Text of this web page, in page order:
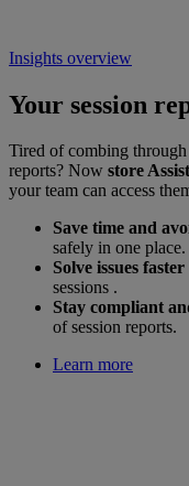
Insights overview
Your session
Tired of combing
reports? Now store
your team can access
Save time and
safely in one place.
Solve issues faster
sessions .
Stay compliant
of session reports.
Learn more